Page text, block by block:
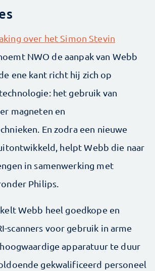
over het Simon Stevin
NWO de aanpak van Webb
ene kant richt hij zich op
het gebruik van
magneten en
En zodra een nieuwe
helpt Webb die naar
in samenwerking met
Philips.
Webb heel goedkope en
scanners voor gebruik in arme
apparatuur te duur
gekwalificeerd personeel